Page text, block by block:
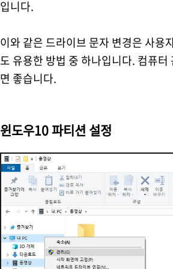
입니다.
이와 같은 드라이브 문자 변경은 사용
도 유용한 방법 중 하나입니다. 컴퓨
면 좋습니다.
윈도우10 파티션 설정